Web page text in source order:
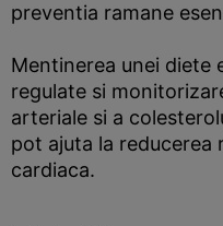
preventia ramane
Mentinerea unei diete
regulate si
arteriale si a
pot ajuta la reducerea
cardiaca.